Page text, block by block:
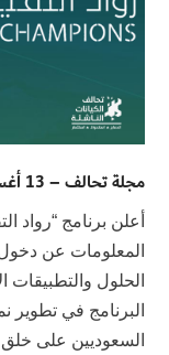
مجلة تحالف – 13 أغسطس 2020
أعلن برنامج “رواد
الحلول والتطبيقات
البرنامج في تطوير
السعوديين على